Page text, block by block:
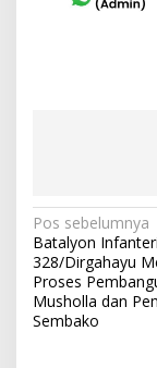
N
a
v
i
Pos sebelumnya
Batalyon Infanteri
328/Dirgahayu
Proses
Musholla dan
Sembako